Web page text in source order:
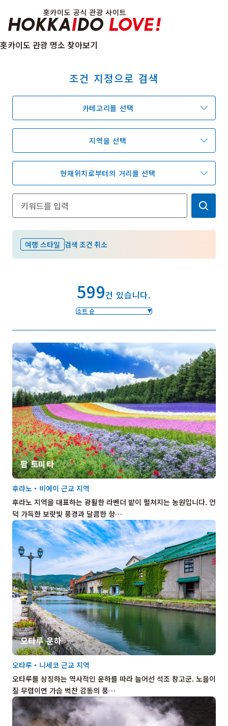
온천
지역 가이드
예약
홋카이도 둘러보기
여행 테마로 검색
7개의 국립공원
절경을 만나는 여행
기초지식
Insta
gram
YouT
ube
Insta
gram
영상갤러리
이용 규약
운영조직 소개
링크
언어선택
홋카이도 관광 명소 찾아보기
조건 지정으로 검색
카테고리를 선택
지역을 선택
현재위치로부터의 거리를 선택
여행 스타일 검색 조건 취소
599건 있습니다.
소트 순
팜 토미타
후라노 지역을 대표하는 광활한 라벤더 밭이 펼쳐지는 농원입니다. 언
덕 가득한 보랏빛 풍경과 달콤한 향…
후라노・비에이 근교 지역
오타루 운하
오타루를 상징하는 역사적인 운하를 따라 늘어선 석조 창고군. 노을이
질 무렵이면 가슴 벅찬 감동의 풍…
오타루・니세코 근교 지역